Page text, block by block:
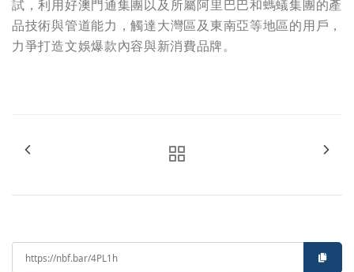
試，利用好澳門通集團以及所屬阿里巴巴和螞蟻集團的產
品技術與管道能力，觸達大灣區及東南亞等地區的用戶，
力爭打造文娛爆款內容與新消費品牌。